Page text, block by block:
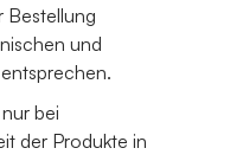
Bestellung
und
bei
der Produkte in